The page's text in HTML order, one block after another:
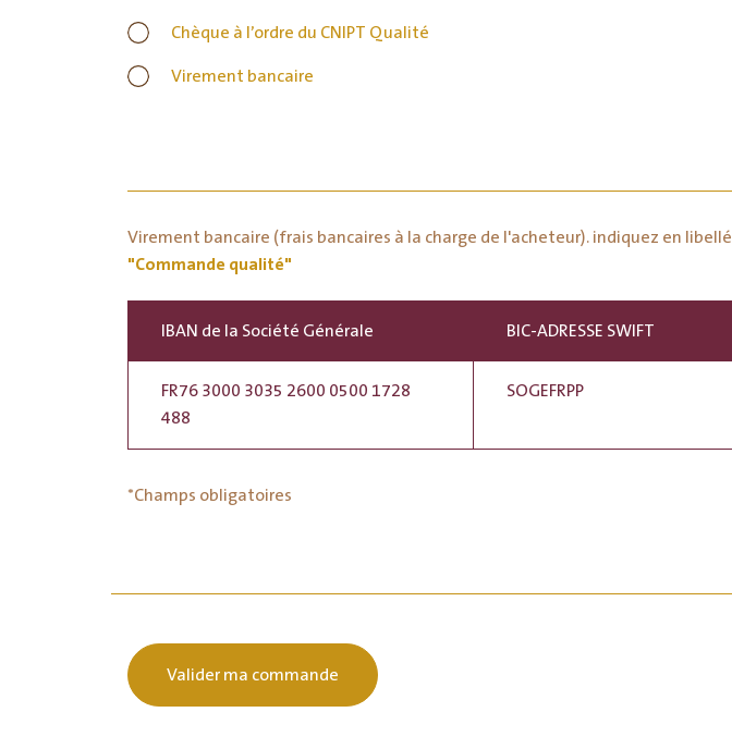
Chèque à l’ordre du CNIPT Qualité
Virement bancaire
Virement bancaire (frais bancaires à la charge de l'acheteur). indiquez en libellé
"Commande qualité"
IBAN de la Société Générale
FR76 3000 3035 2600 0500 1728
488
BIC-ADRESSE SWIFT
SOGEFRPP
*Champs obligatoires
Valider ma commande